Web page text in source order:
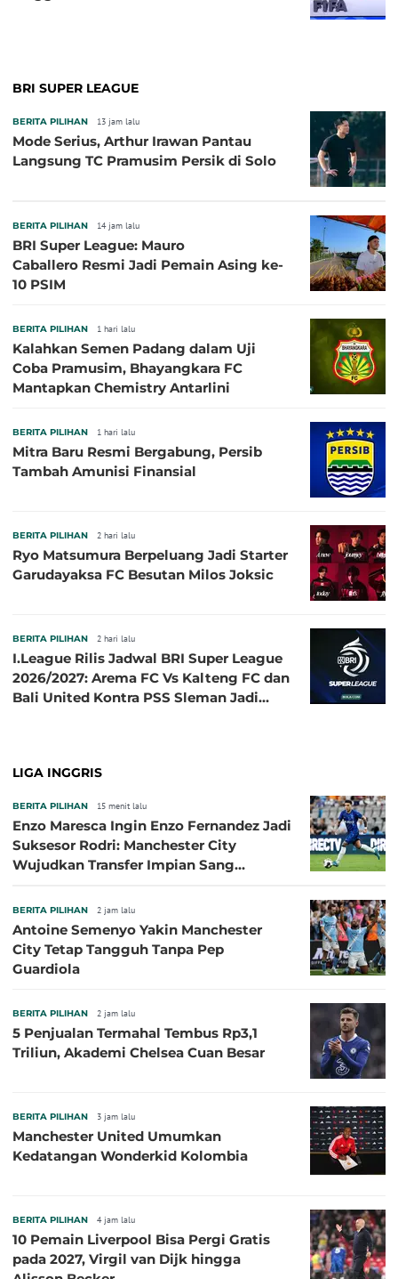
BRI SUPER LEAGUE
BERITA PILIHAN 13 jam lalu
Mode Serius, Arthur Irawan Pantau
Langsung TC Pramusim Persik di Solo
BERITA PILIHAN 14 jam lalu
BRI Super League: Mauro
Caballero Resmi Jadi Pemain Asing ke-
10 PSIM
BERITA PILIHAN 1 hari lalu
Kalahkan Semen Padang dalam Uji
Coba Pramusim, Bhayangkara FC
Mantapkan Chemistry Antarlini
BERITA PILIHAN 1 hari lalu
Mitra Baru Resmi Bergabung, Persib
Tambah Amunisi Finansial
BERITA PILIHAN 2 hari lalu
Ryo Matsumura Berpeluang Jadi Starter
Garudayaksa FC Besutan Milos Joksic
BERITA PILIHAN 2 hari lalu
I.League Rilis Jadwal BRI Super League
2026/2027: Arema FC Vs Kalteng FC dan
Bali United Kontra PSS Sleman Jadi
LIGA INGGRIS
BERITA PILIHAN 15 menit lalu
Enzo Maresca Ingin Enzo Fernandez Jadi
Suksesor Rodri: Manchester City
Wujudkan Transfer Impian Sang
BERITA PILIHAN 2 jam lalu
Antoine Semenyo Yakin Manchester
City Tetap Tangguh Tanpa Pep
Guardiola
BERITA PILIHAN 2 jam lalu
5 Penjualan Termahal Tembus Rp3,1
Triliun, Akademi Chelsea Cuan Besar
BERITA PILIHAN 3 jam lalu
Manchester United Umumkan
Kedatangan Wonderkid Kolombia
BERITA PILIHAN 4 jam lalu
10 Pemain Liverpool Bisa Pergi Gratis
pada 2027, Virgil van Dijk hingga